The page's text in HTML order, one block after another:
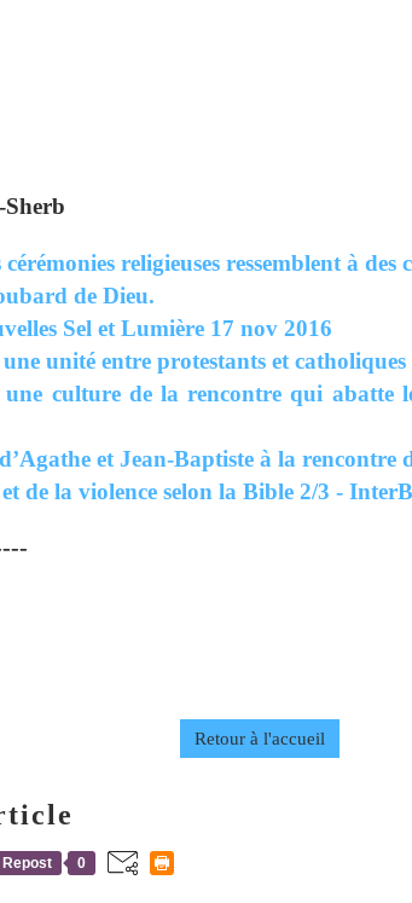
Sherb
religieuses ressemblent à des
de Dieu.
Sel et Lumière 17 nov 2016
unité entre protestants et catholiques
culture de la rencontre qui abatte
et Jean-Baptiste à la rencontre
de la violence selon la Bible 2/3 -
Retour à l'accueil
Repost 0